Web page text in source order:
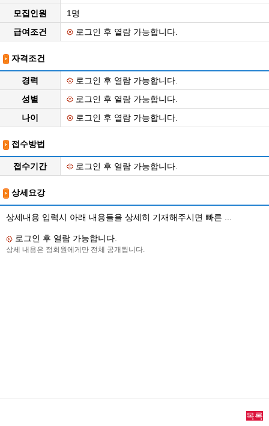
모집인원
1명
급여조건
로그인 후 열람 가능합니다.
자격조건
경력
로그인 후 열람 가능합니다.
성별
로그인 후 열람 가능합니다.
나이
로그인 후 열람 가능합니다.
접수방법
접수기간 로그인 후 열람 가능합니다.
상세요강
상세내용 입력시 아래 내용들을 상세히 기재해주시면 빠른 ...
로그인 후 열람 가능합니다.
상세 내용은 정회원에게만 전체 공개됩니다.
목록